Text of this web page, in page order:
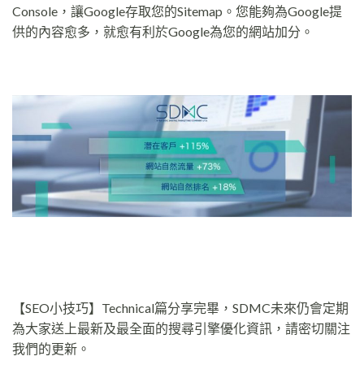
Console，讓Google存取您的Sitemap。您能夠為Google提
供的內容愈多，就愈有利於Google為您的網站加分。
【SEO小技巧】Technical篇分享完畢，SDMC未來仍會定期
為大家送上最新及最全面的搜尋引擎優化資訊，請密切關注
我們的更新。